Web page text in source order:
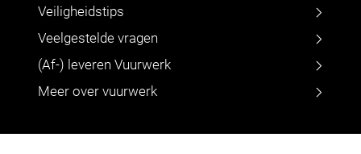
Veiligheidstips
Veelgestelde vragen
(Af-) leveren Vuurwerk
Meer over vuurwerk